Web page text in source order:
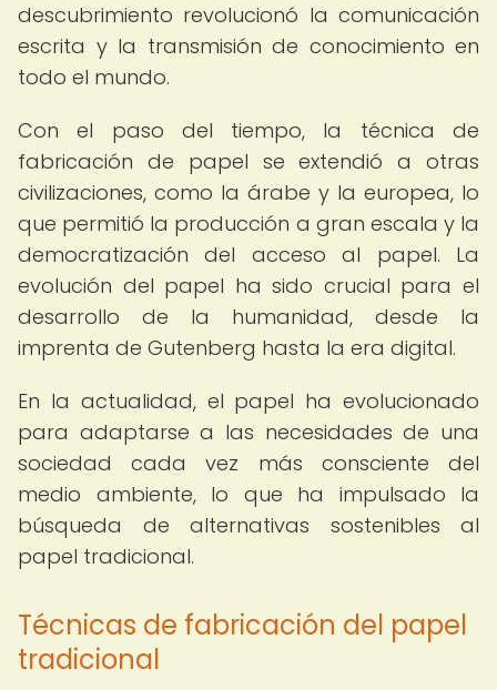
descubrimiento revolucionó la comunicación
escrita y la transmisión de conocimiento en
todo el mundo.
Con el paso del tiempo, la técnica de
fabricación de papel se extendió a otras
civilizaciones, como la árabe y la europea, lo
que permitió la producción a gran escala y la
democratización del acceso al papel. La
evolución del papel ha sido crucial para el
desarrollo de la humanidad, desde la
imprenta de Gutenberg hasta la era digital.
En la actualidad, el papel ha evolucionado
para adaptarse a las necesidades de una
sociedad cada vez más consciente del
medio ambiente, lo que ha impulsado la
búsqueda de alternativas sostenibles al
papel tradicional.
Técnicas de fabricación del papel
tradicional